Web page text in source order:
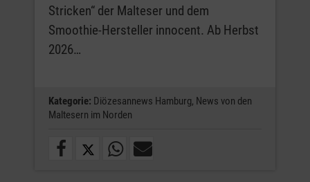
Stricken“ der Malteser und dem
Smoothie-Hersteller innocent. Ab Herbst
2026…
Kategorie: Diözesannews Hamburg, News von den
Maltesern im Norden